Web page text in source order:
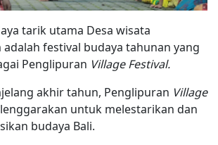
tarik utama Desa wisata
festival budaya tahunan yang
Penglipuran Village Festival.
akhir tahun, Penglipuran Village
untuk melestarikan dan
budaya Bali.